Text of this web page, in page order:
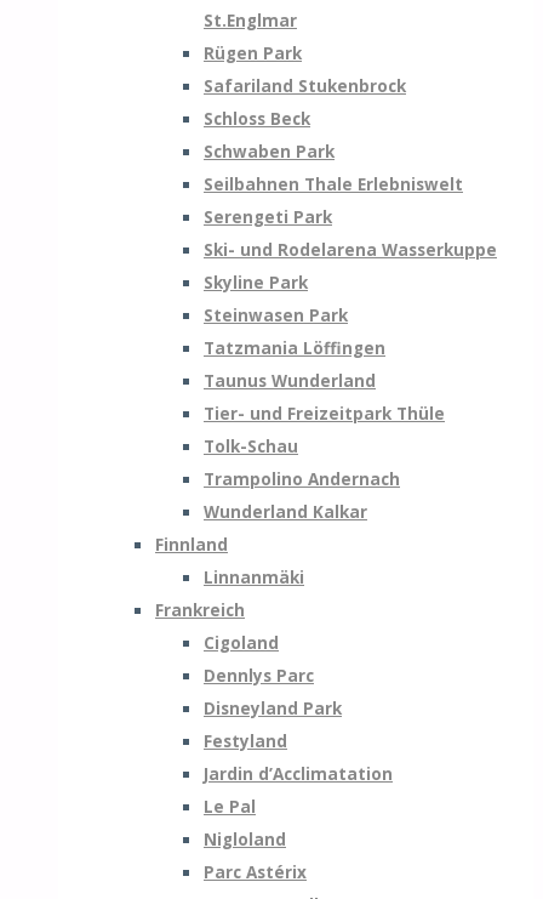
St.Englmar
Rügen Park
Safariland Stukenbrock
Schloss Beck
Schwaben Park
Seilbahnen Thale Erlebniswelt
Serengeti Park
Ski- und Rodelarena Wasserkuppe
Skyline Park
Steinwasen Park
Tatzmania Löffingen
Taunus Wunderland
Tier- und Freizeitpark Thüle
Tolk-Schau
Trampolino Andernach
Wunderland Kalkar
Finnland
Linnanmäki
Frankreich
Cigoland
Dennlys Parc
Disneyland Park
Festyland
Jardin d’Acclimatation
Le Pal
Nigloland
Parc Astérix